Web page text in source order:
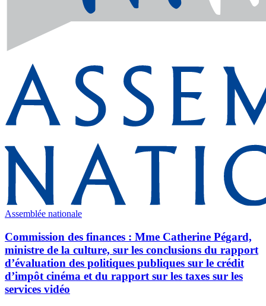
Assemblée nationale
Commission des finances : Mme Catherine Pégard,
ministre de la culture, sur les conclusions du rapport
d’évaluation des politiques publiques sur le crédit
d’impôt cinéma et du rapport sur les taxes sur les
services vidéo